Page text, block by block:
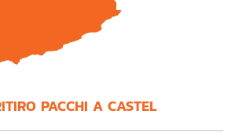
PACCHI A CASTEL